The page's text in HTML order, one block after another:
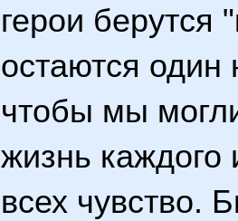
герои
остаются один
чтобы мы
жизнь
всех чувство.